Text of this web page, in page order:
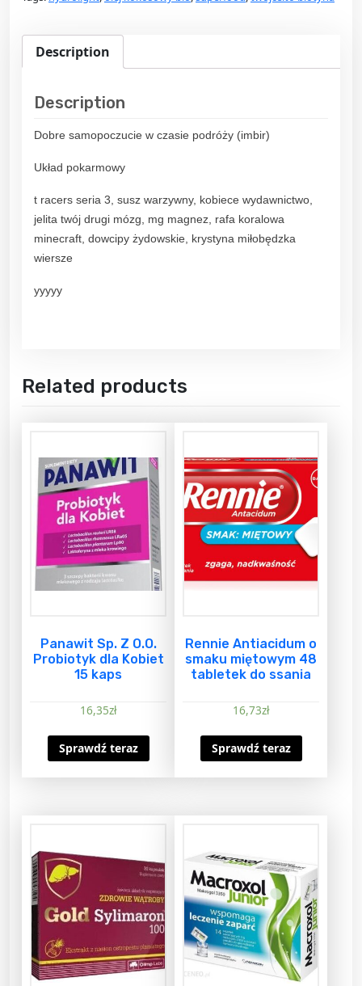
Description
Description
Dobre samopoczucie w czasie podróży (imbir)
Układ pokarmowy
t racers seria 3, susz warzywny, kobiece wydawnictwo,
jelita twój drugi mózg, mg magnez, rafa koralowa
minecraft, dowcipy żydowskie, krystyna miłobędzka
wiersze
yyyyy
Related products
Panawit Sp. Z O.O.
Probiotyk dla Kobiet
15 kaps
16,35zł
Sprawdź teraz
Rennie Antiacidum o
smaku miętowym 48
tabletek do ssania
16,73zł
Sprawdź teraz